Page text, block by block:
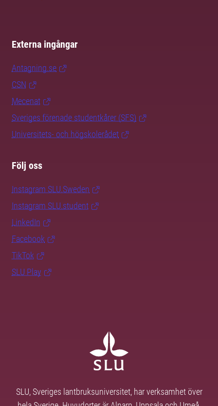
Externa ingångar
Antagning.se
CSN
Mecenat
Sveriges förenade studentkårer (SFS)
Universitets- och högskolerådet
Följ oss
Instagram SLU.Sweden
Instagram SLU.student
LinkedIn
Facebook
TikTok
SLU Play
SLU, Sveriges lantbruksuniversitet, har verksamhet över